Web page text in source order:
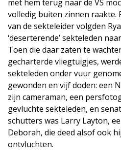
met hem terug naar de VS
volledig buiten zinnen raakte.
van de sekteleider volgden
‘deserterende’ sekteleden
Toen die daar zaten te
gecharterde vliegtuigjes,
sekteleden onder vuur
gewonden en vijf doden: een
zijn cameraman, een
gevluchte sekteleden, en
schutters was Larry Layton,
Deborah, die deed alsof ook
ontvluchten.